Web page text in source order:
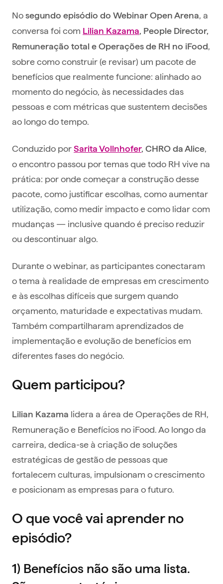
9) Quando é preciso mudar (ou retirar)
benefícios: gestão de mudança e narrativa
importam
Para levar com você
No segundo episódio do Webinar Open Arena , a
conversa foi com Lilian Kazama , People Director,
Remuneração total e Operações de RH no iFood
sobre como construir (e revisar) um pacote de
benefícios que realmente funcione: alinhado ao
momento do negócio, às necessidades das
pessoas e com métricas que sustentem decisões
ao longo do tempo.
Conduzido por Sarita Vollnhofer, CHRO da Alice
o encontro passou por temas que todo RH vive na
prática: por onde começar a construção desse
pacote, como justificar escolhas, como aumentar
utilização, como medir impacto e como lidar com
mudanças — inclusive quando é preciso reduzir
ou descontinuar algo.
Durante o webinar, as participantes conectaram
o tema à realidade de empresas em crescimento
e às escolhas difíceis que surgem quando
orçamento, maturidade e expectativas mudam.
Também compartilharam aprendizados de
implementação e evolução de benefícios em
diferentes fases do negócio.
Quem participou?
Lilian Kazama lidera a área de Operações de RH,
Remuneração e Benefícios no iFood. Ao longo da
carreira, dedica-se à criação de soluções
estratégicas de gestão de pessoas que
fortalecem culturas, impulsionam o crescimento
e posicionam as empresas para o futuro.
O que você vai aprender no
episódio?
1) Benefícios não são uma lista.